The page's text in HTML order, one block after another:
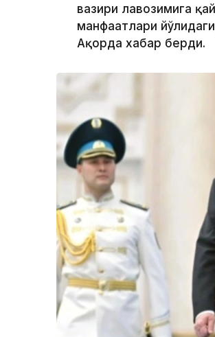
вазири лавозимига
манфаатлари
Ақорда хабар берди.